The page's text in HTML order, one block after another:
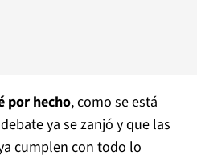
por hecho, como se está
ya se zanjó y que las
cumplen con todo lo